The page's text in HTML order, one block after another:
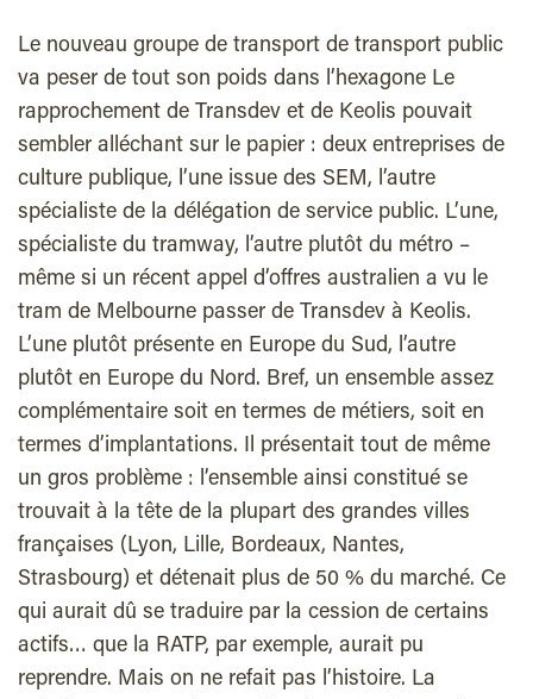
Le nouveau groupe de transport de transport public
va peser de tout son poids dans l’hexagone Le
rapprochement de Transdev et de Keolis pouvait
sembler alléchant sur le papier : deux entreprises de
culture publique, l’une issue des SEM, l’autre
spécialiste de la délégation de service public. L’une,
spécialiste du tramway, l’autre plutôt du métro –
même si un récent appel d’offres australien a vu le
tram de Melbourne passer de Transdev à Keolis.
L’une plutôt présente en Europe du Sud, l’autre
plutôt en Europe du Nord. Bref, un ensemble assez
complémentaire soit en termes de métiers, soit en
termes d’implantations. Il présentait tout de même
un gros problème : l’ensemble ainsi constitué se
trouvait à la tête de la plupart des grandes villes
françaises (Lyon, Lille, Bordeaux, Nantes,
Strasbourg) et détenait plus de 50 % du marché. Ce
qui aurait dû se traduire par la cession de certains
actifs… que la RATP, par exemple, aurait pu
reprendre. Mais on ne refait pas l’histoire. La